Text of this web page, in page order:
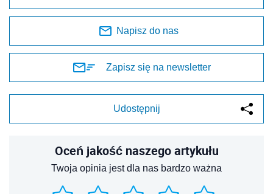
Napisz do nas
Zapisz się na newsletter
Udostępnij
Oceń jakość naszego artykułu
Twoja opinia jest dla nas bardzo ważna